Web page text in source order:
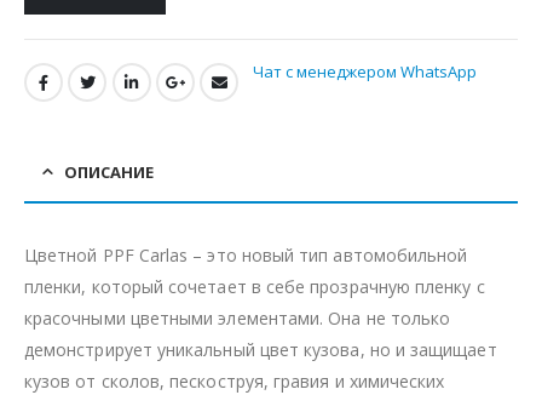
Чат с менеджером WhatsApp
ОПИСАНИЕ
Цветной PPF Carlas – это новый тип автомобильной
пленки, который сочетает в себе прозрачную пленку с
красочными цветными элементами. Она не только
демонстрирует уникальный цвет кузова, но и защищает
кузов от сколов, пескоструя, гравия и химических